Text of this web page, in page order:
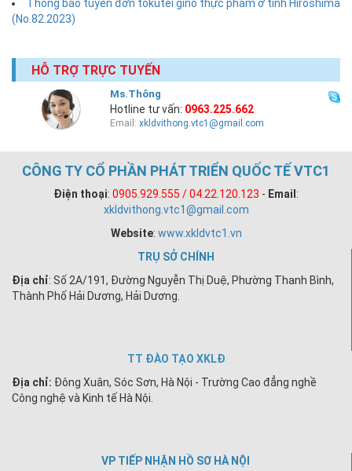
Thông báo tuyển đơn tokutei gino thực phẩm ở tỉnh Hiroshima
(No.82.2023)
HỖ TRỢ TRỰC TUYẾN
Ms.Thông
Hotline tư vấn: 0963.225.662
Email:xkldvithong.vtc1@gmail.com
CÔNG TY CỔ PHẦN PHÁT TRIỂN QUỐC TẾ VTC1
Điện thoại: 0905.929.555 / 04.22.120.123 - Email :
xkldvithong.vtc1@gmail.com
Website: www.xkldvtc1.vn
TRỤ SỞ CHÍNH
Địa chỉ: Số 2A/191, Đường Nguyễn Thị Duệ, Phường Thanh Bình,
Thành Phố Hải Dương, Hải Dương.
TT ĐÀO TẠO XKLĐ
Địa chỉ: Đông Xuân, Sóc Sơn, Hà Nội - Trường Cao đẳng nghề
Công nghệ và Kinh tế Hà Nội.
VP TIẾP NHẬN HỒ SƠ HÀ NỘI